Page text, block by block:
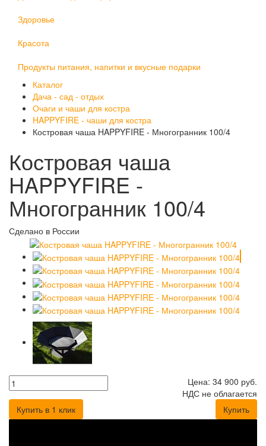
Здоровье
Красота
Продукты питания, напитки и вкусные подарки
Каталог
Дача - сад - отдых
Очаги и чаши для костра
HAPPYFIRE - чаши для костра
Костровая чаша HAPPYFIRE - Многогранник 100/4
Костровая чаша
HAPPYFIRE -
Многогранник 100/4
Сделано в России
Цена: 34 900 руб.
НДС не облагается
Купить в 1 клик
Купить